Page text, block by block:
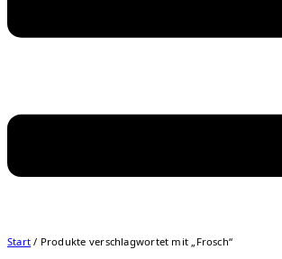
Start / Produkte verschlagwortet mit „Frosch“